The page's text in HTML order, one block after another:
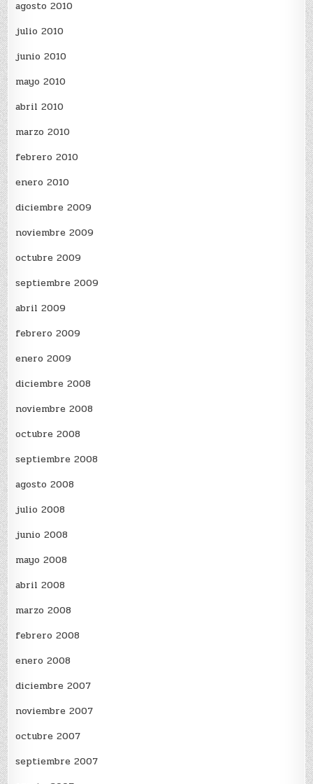
agosto 2010
julio 2010
junio 2010
mayo 2010
abril 2010
marzo 2010
febrero 2010
enero 2010
diciembre 2009
noviembre 2009
octubre 2009
septiembre 2009
abril 2009
febrero 2009
enero 2009
diciembre 2008
noviembre 2008
octubre 2008
septiembre 2008
agosto 2008
julio 2008
junio 2008
mayo 2008
abril 2008
marzo 2008
febrero 2008
enero 2008
diciembre 2007
noviembre 2007
octubre 2007
septiembre 2007